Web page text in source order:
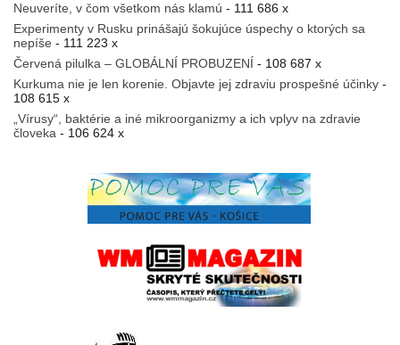
Neuveríte, v čom všetkom nás klamú - 111 686 x
Experimenty v Rusku prinášajú šokujúce úspechy o ktorých sa
nepíše - 111 223 x
Červená pilulka – GLOBÁLNÍ PROBUZENÍ - 108 687 x
Kurkuma nie je len korenie. Objavte jej zdraviu prospešné účinky -
108 615 x
„Vírusy“, baktérie a iné mikroorganizmy a ich vplyv na zdravie
človeka - 106 624 x